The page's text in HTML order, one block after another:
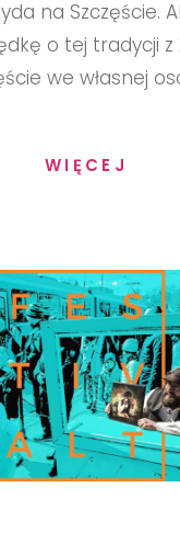
na Szczęście.
o tej tradycji z
we własnej
WIĘCEJ